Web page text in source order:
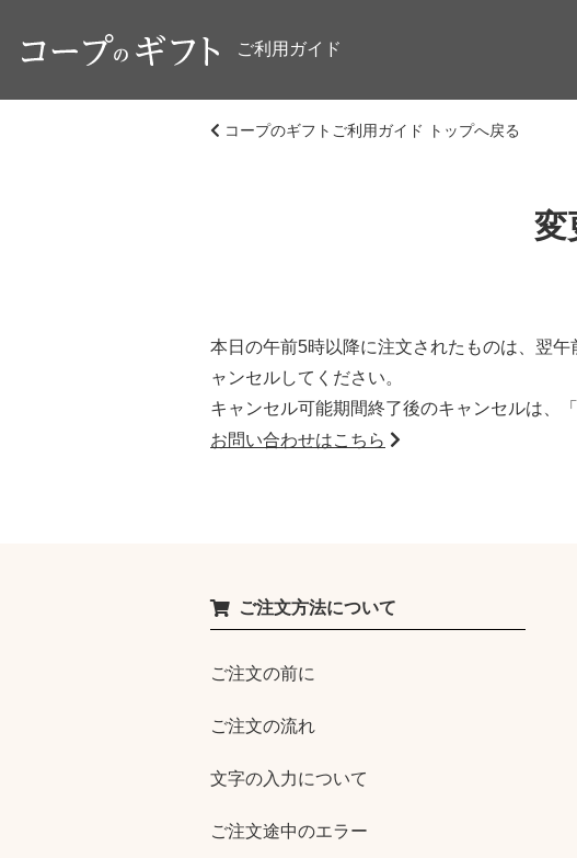
ご利用ガイド
コープのギフトご利用ガイド トップへ戻る
変
本日の午前5時以降に注文されたものは、翌
ャンセルしてください。
キャンセル可能期間終了後のキャンセルは、
お問い合わせはこちら
ご注文方法について
ご注文の前に
ご注文の流れ
文字の入力について
ご注文途中のエラー